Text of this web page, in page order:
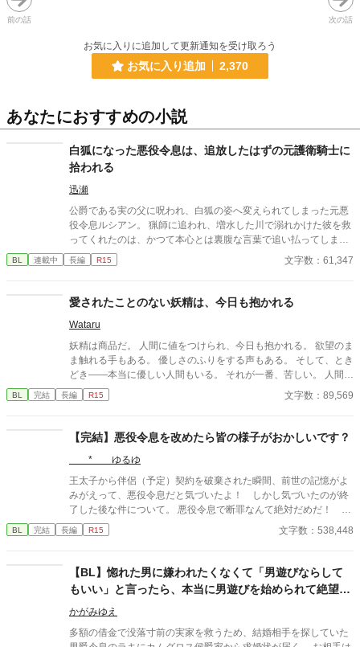
前の話 次の話
お気に入りに追加して更新通知を受け取ろう
お気に入り追加 2,370
あなたにおすすめの小説
白狐になった悪役令息は、追放したはずの元護衛騎士に
拾われる
迅瀬
公爵である実の父に呪われ、白狐の姿へ変えられてしまった元悪
役令息ルシアン。 猟師に追われ、増水した川で溺れかけた彼を救
ってくれたのは、かつて本心とは裏腹な言葉で追い払ってしまっ
た元護衛騎士・カイルだった。 正体を知られれば、今度こそ嫌わ
れるかもしれない――正体を隠すルシアンと、白狐の仕草に懐か
な元悪役令息と、今も主人を忘れられない一途な元護衛騎士が、
ゆっくりと心を通わせていく再会・溺愛ファンタジーBLです。 ※
表紙や校正に生成AIを使用しています。
BL 連載中 長編 R15 文字数：61,347
愛されたことのない妖精は、今日も抱かれる
Wataru
妖精は商品だ。 人間に値をつけられ、今日も抱かれる。 欲望のま
ま触れる手もある。 優しさのふりをする声もある。 そして、とき
どき――本当に優しい人間もいる。 それが一番、苦しい。 人間に
消費されることには慣れている。 傷つくことにも。 それでも恋を
してしまう。 抱かれなくてもいい。 選ばれなくてもいい。 ただ
る、 檻の中の妖精たちの切ないBL短編集。
BL 完結 長編 R15 文字数：89,569
【完結】悪役令息を改めたら皆の様子がおかしいです？
* ゆるゆ
王太子から伴侶（予定）契約を破棄された瞬間、前世の記憶がよ
みがえって、悪役令息だと気づいたよ！ しかし気づいたのが終
了した後な件について。 悪役令息で断罪なんて絶対だめだ！ 泣
いちゃう！ せっかく前世を思い出したんだから、これからは心を
入れ替えて、真面目にがんばっていこう！ と思ったんだけ
済です。 おまけのお話を更新しています。 皆の動画をつくりまし
た！ プロフのwebサイトから飛べるので、もしよかったら、お話
と一緒に楽しんでくださったら、とてもうれしいです！ 表紙や動
画にAIを使っていますが、小説にはAIを使っておりません 皆さま
の応援のおかげで『もふもふ獣人に転生したら、最愛の推しに溺
愛されています』書籍化、心から、ありがとうございます！
BL 完結 長編 R15 文字数：538,448
【BL】惚れた男に嫌われたくなくて「男遊びならして
もいい」と言ったら、本当に男遊びを始められて絶望し
ている侯爵令息の話
かがみゆえ
多額の借金で没落寸前の実家を救うため、結婚相手を探していた